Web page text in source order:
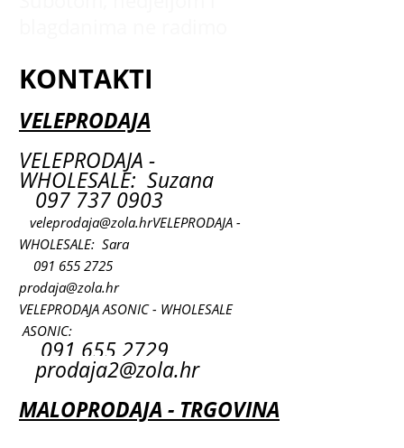
KONTAKTI
VELEPRODAJA
VELEPRODAJA -
WHOLESALE: Suzana
097 737 0903
veleprodaja@zola.hrVELEPRODAJA -
WHOLESALE: Sara
091 655 2725
prodaja@zola.hr
VELEPRODAJA ASONIC - WHOLESALE
ASONIC:
091 655 2729
prodaja2@zola.hr
MALOPRODAJA - TRGOVINA